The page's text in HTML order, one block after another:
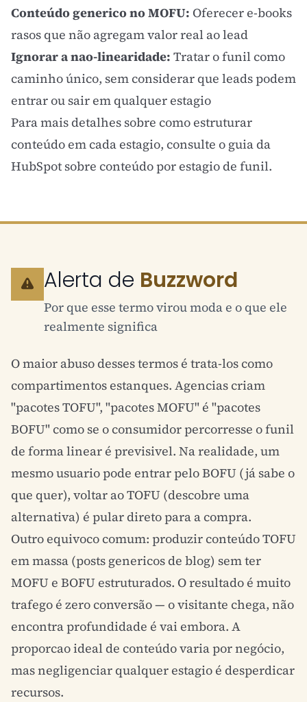
Conteúdo generico no MOFU: Oferecer e-books
rasos que não agregam valor real ao lead
Ignorar a nao-linearidade: Tratar o funil como
caminho único, sem considerar que leads podem
entrar ou sair em qualquer estagio
Para mais detalhes sobre como estruturar
conteúdo em cada estagio, consulte o guia da
HubSpot sobre conteúdo por estagio de funil.
Alerta de Buzzword
Por que esse termo virou moda e o que ele
realmente significa
O maior abuso desses termos é trata-los como
compartimentos estanques. Agencias criam
"pacotes TOFU", "pacotes MOFU" é "pacotes
BOFU" como se o consumidor percorresse o funil
de forma linear é previsivel. Na realidade, um
mesmo usuario pode entrar pelo BOFU (já sabe o
que quer), voltar ao TOFU (descobre uma
alternativa) é pular direto para a compra.
Outro equivoco comum: produzir conteúdo TOFU
em massa (posts genericos de blog) sem ter
MOFU e BOFU estruturados. O resultado é muito
trafego é zero conversão — o visitante chega, não
encontra profundidade é vai embora. A
proporcao ideal de conteúdo varia por negócio,
mas negligenciar qualquer estagio é desperdicar
recursos.